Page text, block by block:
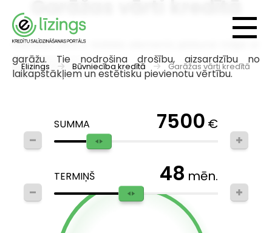
Elizings Būvniecība kredītā Garāžas vārti kredītā
Garāžas vārti ir būtisks elements jebkurai mājai ar
garāžu. Tie nodrošina drošību, aizsardzību no
laikapstākļiem un estētisku pievienotu vērtību.
SUMMA 7500 €
TERMIŅŠ 48 mēn.